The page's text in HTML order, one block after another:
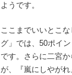
ようです。
ここまでいいとこ
グ」では、50ポイ
です。さらに二宮
が、『嵐にしやが